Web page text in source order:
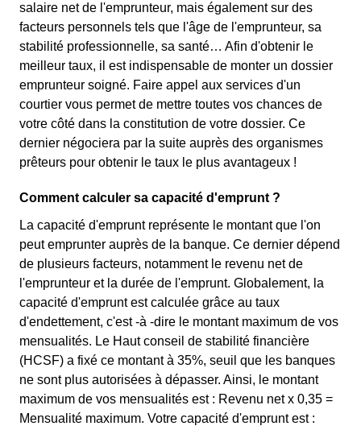
salaire net de l'emprunteur, mais également sur des
facteurs personnels tels que l'âge de l'emprunteur, sa
stabilité professionnelle, sa santé… Afin d'obtenir le
meilleur taux, il est indispensable de monter un dossier
emprunteur soigné. Faire appel aux services d'un
courtier vous permet de mettre toutes vos chances de
votre côté dans la constitution de votre dossier. Ce
dernier négociera par la suite auprès des organismes
prêteurs pour obtenir le taux le plus avantageux !
Comment calculer sa capacité d'emprunt ?
La capacité d'emprunt représente le montant que l'on
peut emprunter auprès de la banque. Ce dernier dépend
de plusieurs facteurs, notamment le revenu net de
l'emprunteur et la durée de l'emprunt. Globalement, la
capacité d'emprunt est calculée grâce au taux
d'endettement, c'est -à -dire le montant maximum de vos
mensualités. Le Haut conseil de stabilité financière
(HCSF) a fixé ce montant à 35%, seuil que les banques
ne sont plus autorisées à dépasser. Ainsi, le montant
maximum de vos mensualités est : Revenu net x 0,35 =
Mensualité maximum. Votre capacité d'emprunt est :